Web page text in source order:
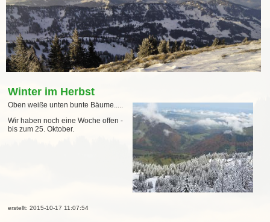
Winter im Herbst
Oben weiße unten bunte Bäume.....
Wir haben noch eine Woche offen -
bis zum 25. Oktober.
erstellt: 2015-10-17 11:07:54